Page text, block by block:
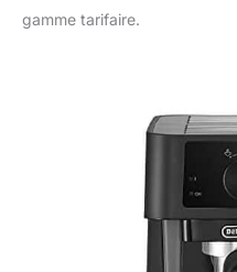
gamme tarifaire.